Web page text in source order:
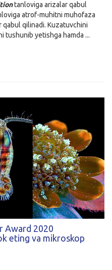
tanloviga arizalar qabul
atrof-muhitni muhofaza
qilinadi. Kuzatuvchini
tushunib yetishga hamda ...
Award 2020
eting va mikroskop